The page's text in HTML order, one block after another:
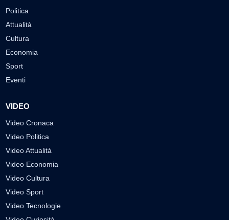
Politica
Attualità
Cultura
Economia
Sport
Eventi
VIDEO
Video Cronaca
Video Politica
Video Attualità
Video Economia
Video Cultura
Video Sport
Video Tecnologie